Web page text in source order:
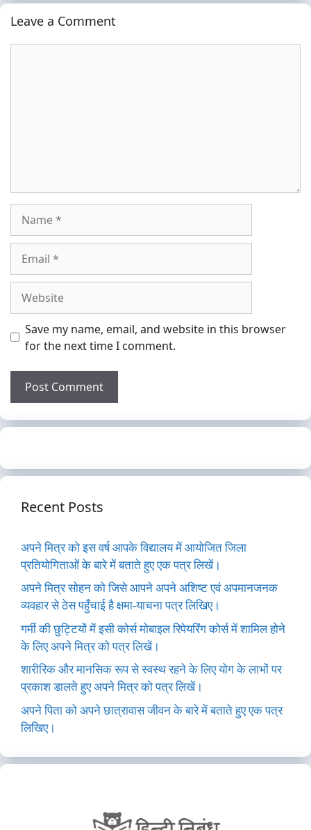
Leave a Comment
Save my name, email, and website in this browser
for the next time I comment.
Recent Posts
अपने मित्र को इस वर्ष आपके विद्यालय में आयोजित जिला
प्रतियोगिताओं के बारे में बताते हुए एक पत्र लिखें।
अपने मित्र सोहन को जिसे आपने अपने अशिष्ट एवं अपमानजनक
व्यवहार से ठेस पहुँचाई है क्षमा-याचना पत्र लिखिए।
गर्मी की छुट्टियों में इसी कोर्स मोबाइल रिपेयरिंग कोर्स में शामिल होने
के लिए अपने मित्र को पत्र लिखें।
शारीरिक और मानसिक रूप से स्वस्थ रहने के लिए योग के लाभों पर
प्रकाश डालते हुए अपने मित्र को पत्र लिखें।
अपने पिता को अपने छात्रावास जीवन के बारे में बताते हुए एक पत्र
लिखिए।